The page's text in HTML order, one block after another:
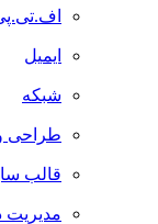
اف.تی.پی
ایمیل
شبکه
طراحی وب
قالب سایت
مدیریت دانلود